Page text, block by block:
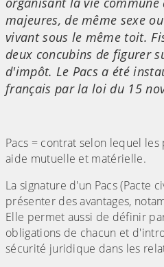
majeures, de même sexe
vivant sous le même toit.
deux concubins de figurer
d'impôt. Le Pacs a été
français par la loi du 15
Pacs = contrat selon lequel
aide mutuelle et matérielle.
La signature d'un Pacs (Pacte
présenter des avantages,
Elle permet aussi de définir
obligations de chacun et
sécurité juridique dans les